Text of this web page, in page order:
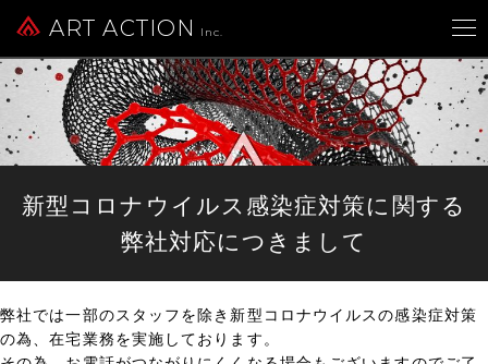
ART ACTION Inc.
新型コロナウイルス感染症対策に関する
弊社対応につきまして
弊社では一部のスタッフを除き新型コロナウイルスの感染症対策
の為、在宅業務を実施しております。